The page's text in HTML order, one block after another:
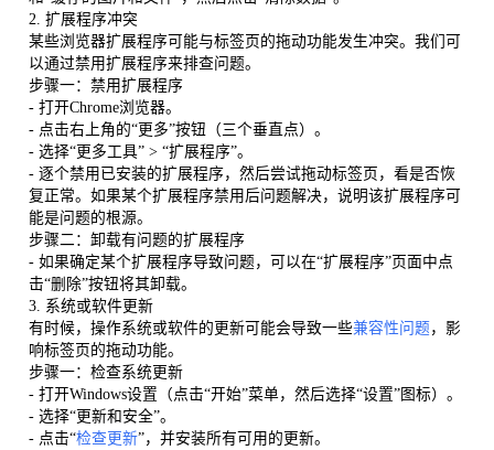
2. 扩展程序冲突
某些浏览器扩展程序可能与标签页的拖动功能发生冲突。我们可
以通过禁用扩展程序来排查问题。
步骤一：禁用扩展程序
- 打开Chrome浏览器。
- 点击右上角的“更多”按钮（三个垂直点）。
- 选择“更多工具” > “扩展程序”。
- 逐个禁用已安装的扩展程序，然后尝试拖动标签页，看是否恢
复正常。如果某个扩展程序禁用后问题解决，说明该扩展程序可
能是问题的根源。
步骤二：卸载有问题的扩展程序
- 如果确定某个扩展程序导致问题，可以在“扩展程序”页面中点
击“删除”按钮将其卸载。
3. 系统或软件更新
有时候，操作系统或软件的更新可能会导致一些兼容性问题 ，影
响标签页的拖动功能。
步骤一：检查系统更新
- 打开Windows设置（点击“开始”菜单，然后选择“设置”图标）。
- 选择“更新和安全”。
- 点击“检查更新”，并安装所有可用的更新。